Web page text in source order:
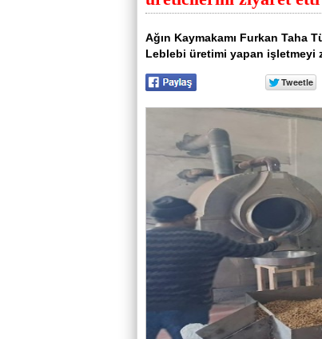
Ağın Kaymakamı Furkan Taha
Leblebi üretimi yapan işletmeyi